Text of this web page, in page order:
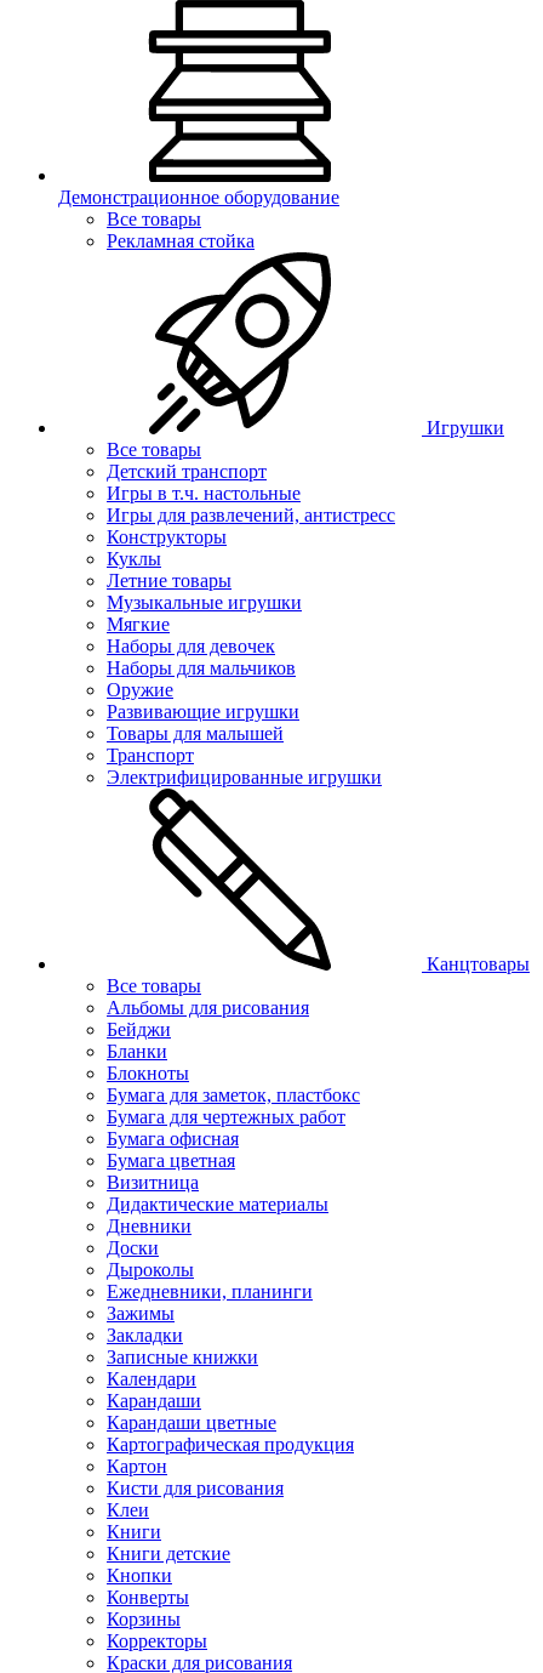
Демонстрационное оборудование
Все товары
Рекламная стойка
Игрушки
Все товары
Детский транспорт
Игры в т.ч. настольные
Игры для развлечений, антистресс
Конструкторы
Куклы
Летние товары
Музыкальные игрушки
Мягкие
Наборы для девочек
Наборы для мальчиков
Оружие
Развивающие игрушки
Товары для малышей
Транспорт
Электрифицированные игрушки
Канцтовары
Все товары
Альбомы для рисования
Бейджи
Бланки
Блокноты
Бумага для заметок, пластбокс
Бумага для чертежных работ
Бумага офисная
Бумага цветная
Визитница
Дидактические материалы
Дневники
Доски
Дыроколы
Ежедневники, планинги
Зажимы
Закладки
Записные книжки
Календари
Карандаши
Карандаши цветные
Картографическая продукция
Картон
Кисти для рисования
Клеи
Книги
Книги детские
Кнопки
Конверты
Корзины
Корректоры
Краски для рисования